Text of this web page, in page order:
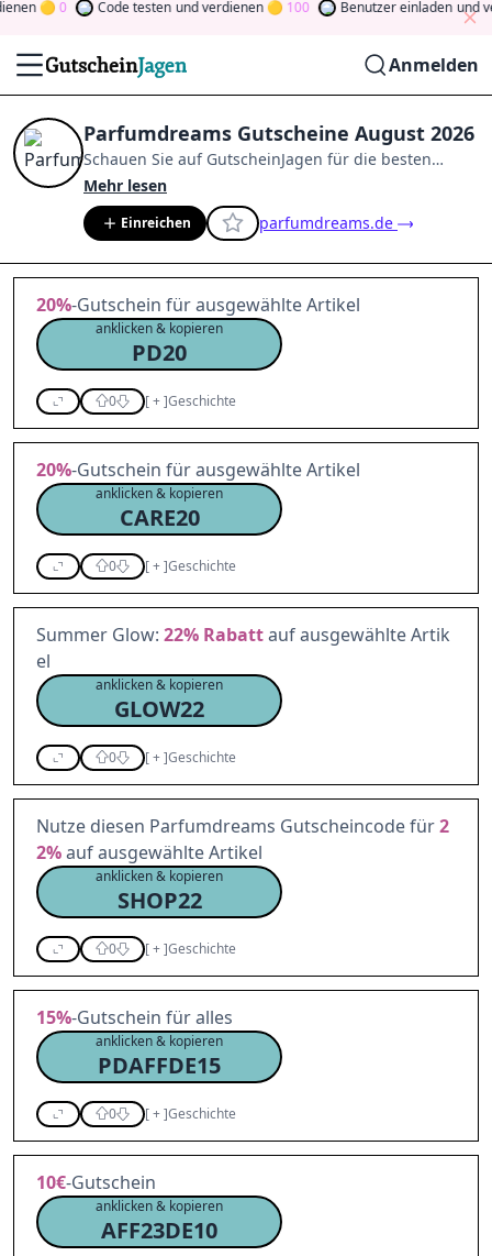
0 Code testen und verdienen 100 Benutzer einladen und
Anmelden
Parfumdreams Gutscheine August 2026
Schauen Sie auf GutscheinJagen für die besten
Parfumdreams
Mitglied der Community
indem Sie durch Abstimmen, Testen, Teilen und
mehr beitragen.
Drehen Sie den Glücksklee
gewinnen Sie Geld
Mehr lesen
Einreichen parfumdreams.de
20%-Gutschein für ausgewählte Artikel
anklicken & kopieren
PD20
0 [+]Geschichte
20%-Gutschein für ausgewählte Artikel
anklicken & kopieren
CARE20
0 [+]Geschichte
Summer Glow: 22% Rabattauf ausgewählte Artik
el
anklicken & kopieren
GLOW22
0 [+]Geschichte
Nutze diesen Parfumdreams Gutscheincode für2
2%auf ausgewählte Artikel
anklicken & kopieren
SHOP22
0 [+]Geschichte
15%-Gutschein für alles
anklicken & kopieren
PDAFFDE15
0 [+]Geschichte
10€-Gutschein
anklicken & kopieren
AFF23DE10